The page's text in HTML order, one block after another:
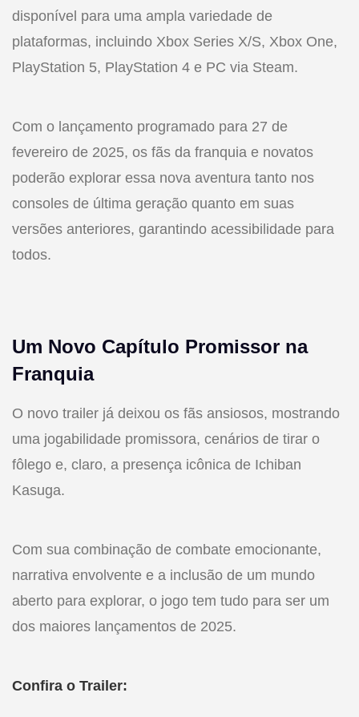
disponível para uma ampla variedade de
plataformas, incluindo Xbox Series X/S, Xbox One,
PlayStation 5, PlayStation 4 e PC via Steam.
Com o lançamento programado para 27 de
fevereiro de 2025, os fãs da franquia e novatos
poderão explorar essa nova aventura tanto nos
consoles de última geração quanto em suas
versões anteriores, garantindo acessibilidade para
todos.
Um Novo Capítulo Promissor na
Franquia
O novo trailer já deixou os fãs ansiosos, mostrando
uma jogabilidade promissora, cenários de tirar o
fôlego e, claro, a presença icônica de Ichiban
Kasuga.
Com sua combinação de combate emocionante,
narrativa envolvente e a inclusão de um mundo
aberto para explorar, o jogo tem tudo para ser um
dos maiores lançamentos de 2025.
Confira o Trailer: